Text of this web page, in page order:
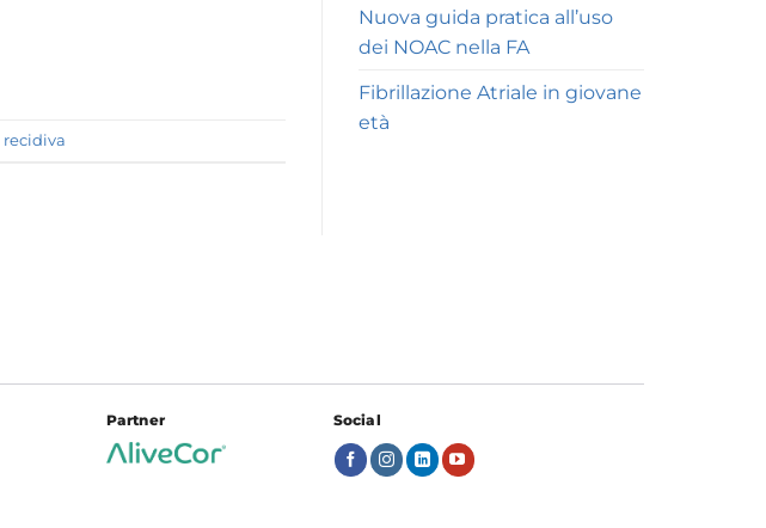
recidiva
Nuova guida pratica all’uso
dei NOAC nella FA
Fibrillazione Atriale in giovane
età
Partner Social